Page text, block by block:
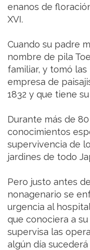
enanos de
XVI.
Cuando su padre
nombre de pila
familiar, y tomó
empresa de
1832 y que tiene
Durante más de
conocimientos
supervivencia de
jardines de todo
Pero justo antes
nonagenario se
urgencia al
que conociera a
supervisa las
algún día